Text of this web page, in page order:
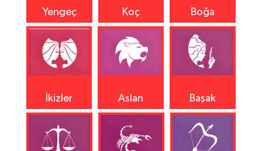
Yengeç Koç Boğa
İkizler Aslan Başak